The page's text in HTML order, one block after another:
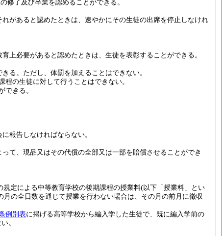
修了及び卒業を認めることができる。
があると認めたときは、速やかにその生徒の出席を停止しなけれ
上必要があると認めたときは、生徒を表彰することができる。
る。 ただし、体罰を加えることはできない。
程の生徒に対して行うことはできない。
できる。
報告しなければならない。
て、現品又はその代償の全部又は一部を賠償させることができ
規定による中等教育学校の後期課程の授業料(以下「授業料」とい
月の全日数を通じて授業を行わない場合は、その月の前月に徴収
例別表に掲げる高等学校から編入学した生徒で、既に編入学前の
。